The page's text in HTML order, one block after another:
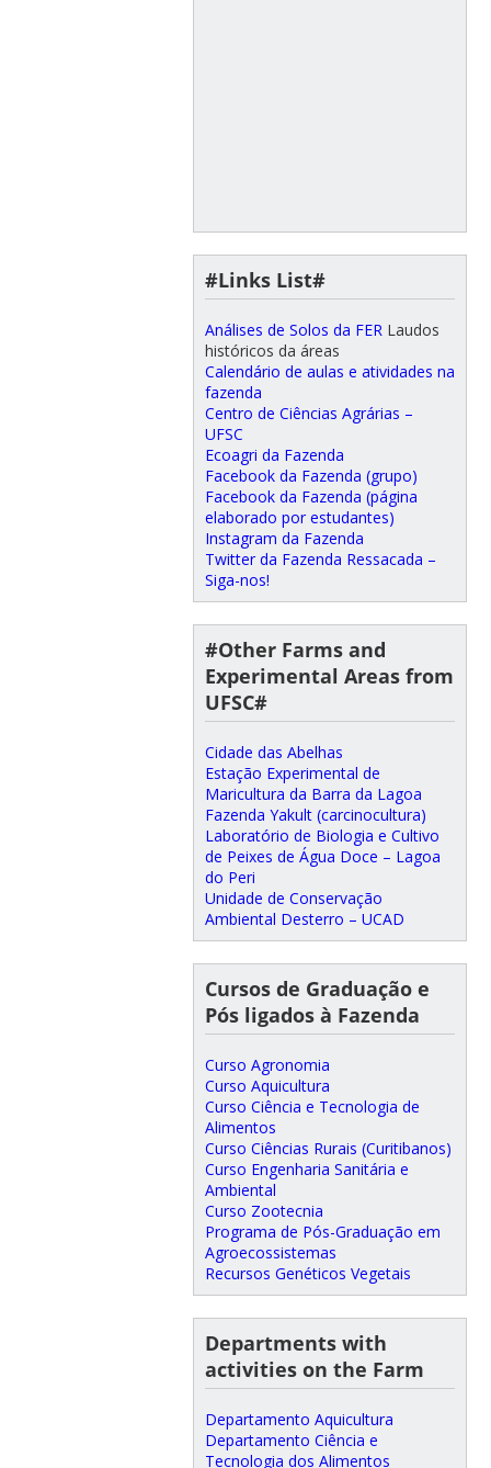
#Links List#
Análises de Solos da FER Laudos
históricos da áreas
Calendário de aulas e atividades na
fazenda
Centro de Ciências Agrárias –
UFSC
Ecoagri da Fazenda
Facebook da Fazenda (grupo)
Facebook da Fazenda (página
elaborado por estudantes)
Instagram da Fazenda
Twitter da Fazenda Ressacada –
Siga-nos!
#Other Farms and
Experimental Areas from
UFSC#
Cidade das Abelhas
Estação Experimental de
Maricultura da Barra da Lagoa
Fazenda Yakult (carcinocultura)
Laboratório de Biologia e Cultivo
de Peixes de Água Doce – Lagoa
do Peri
Unidade de Conservação
Ambiental Desterro – UCAD
Cursos de Graduação e
Pós ligados à Fazenda
Curso Agronomia
Curso Aquicultura
Curso Ciência e Tecnologia de
Alimentos
Curso Ciências Rurais (Curitibanos)
Curso Engenharia Sanitária e
Ambiental
Curso Zootecnia
Programa de Pós-Graduação em
Agroecossistemas
Recursos Genéticos Vegetais
Departments with
activities on the Farm
Departamento Aquicultura
Departamento Ciência e
Tecnologia dos Alimentos